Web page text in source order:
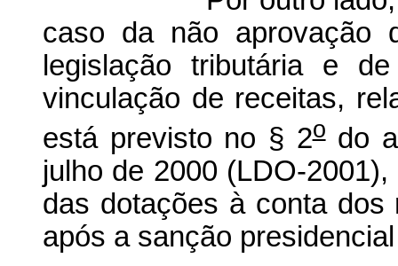
caso da não aprovação
legislação tributária e
vinculação de receitas,
está previsto no § 2odo
julho de 2000 (LDO-
das dotações à conta
após a sanção